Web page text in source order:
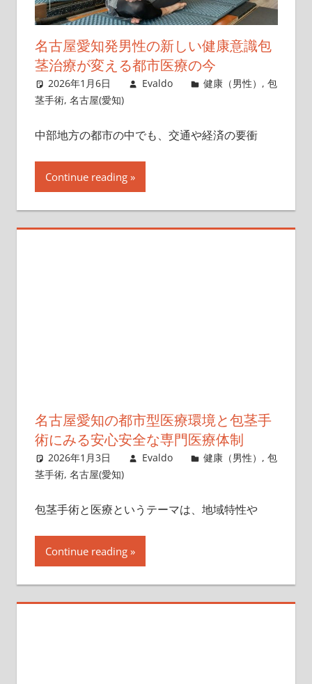
名古屋愛知発男性の新しい健康意識包
茎治療が変える都市医療の今
2026年1月6日 Evaldo 健康（男性） ,包
茎手術, 名古屋(愛知)
中部地方の都市の中でも、交通や経済の要衝
Continue reading
名古屋愛知の都市型医療環境と包茎手
術にみる安心安全な専門医療体制
2026年1月3日 Evaldo 健康（男性） ,包
茎手術, 名古屋(愛知)
包茎手術と医療というテーマは、地域特性や
Continue reading